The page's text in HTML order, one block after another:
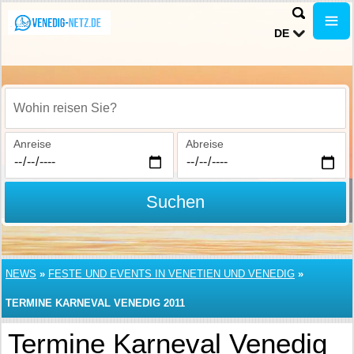
DE
Wohin reisen Sie?
Anreise Abreise
Suchen
NEWS » FESTE UND EVENTS IN VENETIEN UND VENEDIG »
TERMINE KARNEVAL VENEDIG 2011
Termine Karneval Venedig